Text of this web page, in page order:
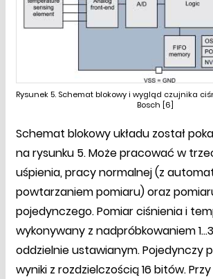
Rysunek 5. Schemat blokowy i wygląd czujnika
Bosch [6]
Schemat blokowy układu został
na rysunku 5. Może pracować w
uśpienia, pracy normalnej (z
powtarzaniem pomiaru) oraz
pojedynczego. Pomiar ciśnienia i
wykonywany z nadpróbkowaniem
oddzielnie ustawianym. Pojedynczy
wyniki z rozdzielczością 16 bitów. Przy